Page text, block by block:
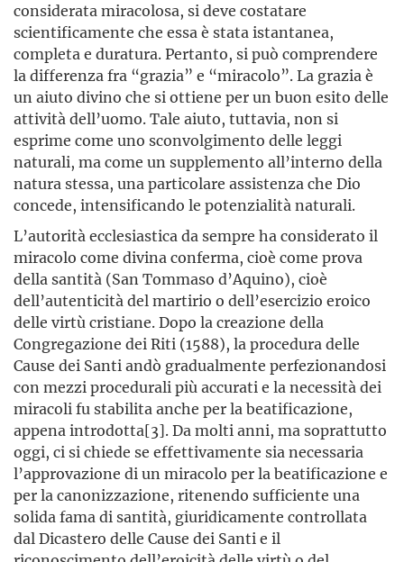
considerata miracolosa, si deve costatare
scientificamente che essa è stata istantanea,
completa e duratura. Pertanto, si può comprendere
la differenza fra “grazia” e “miracolo”. La grazia è
un aiuto divino che si ottiene per un buon esito delle
attività dell’uomo. Tale aiuto, tuttavia, non si
esprime come uno sconvolgimento delle leggi
naturali, ma come un supplemento all’interno della
natura stessa, una particolare assistenza che Dio
concede, intensificando le potenzialità naturali.
L’autorità ecclesiastica da sempre ha considerato il
miracolo come divina conferma, cioè come prova
della santità (San Tommaso d’Aquino), cioè
dell’autenticità del martirio o dell’esercizio eroico
delle virtù cristiane. Dopo la creazione della
Congregazione dei Riti (1588), la procedura delle
Cause dei Santi andò gradualmente perfezionandosi
con mezzi procedurali più accurati e la necessità dei
miracoli fu stabilita anche per la beatificazione,
appena introdotta[3]. Da molti anni, ma soprattutto
oggi, ci si chiede se effettivamente sia necessaria
l’approvazione di un miracolo per la beatificazione e
per la canonizzazione, ritenendo sufficiente una
solida fama di santità, giuridicamente controllata
dal Dicastero delle Cause dei Santi e il